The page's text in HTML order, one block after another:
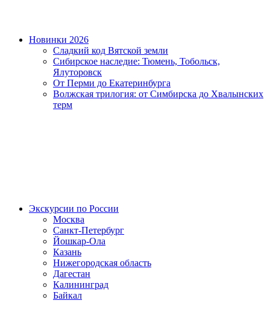
Новинки 2026
Сладкий код Вятской земли
Сибирское наследие: Тюмень, Тобольск,
Ялуторовск
От Перми до Екатеринбурга
Волжская трилогия: от Симбирска до Хвалынских
терм
Экскурсии по России
Москва
Санкт-Петербург
Йошкар-Ола
Казань
Нижегородская область
Дагестан
Калининград
Байкал